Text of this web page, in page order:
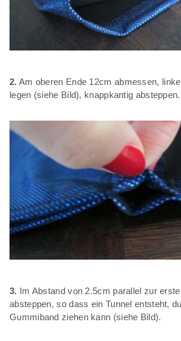
2. Am oberen Ende 12cm abmessen,
legen (siehe Bild), knappkantig absteppen.
3. Im Abstand von 2.5cm parallel zur
absteppen, so dass ein Tunnel entsteht,
Gummiband ziehen kann (siehe Bild).